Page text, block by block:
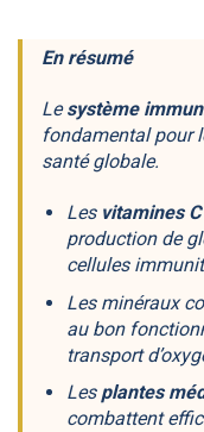
En résumé
Lesystème
fondamental pour
santé globale.
Les vitamines C
production de
cellules
Les minéraux
au bon
transport
Les plantes
combattent